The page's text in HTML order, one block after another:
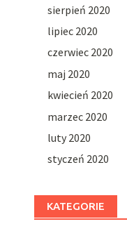
sierpień 2020
lipiec 2020
czerwiec 2020
maj 2020
kwiecień 2020
marzec 2020
luty 2020
styczeń 2020
KATEGORIE